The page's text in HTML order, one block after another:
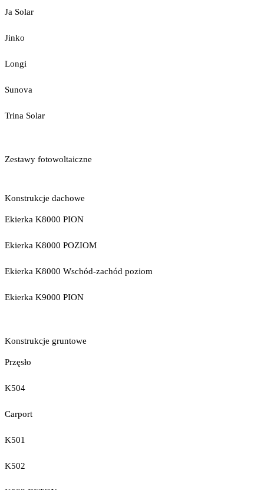
Ja Solar
Jinko
Longi
Sunova
Trina Solar
Zestawy fotowoltaiczne
Konstrukcje dachowe
Ekierka K8000 PION
Ekierka K8000 POZIOM
Ekierka K8000 Wschód-zachód poziom
Ekierka K9000 PION
Konstrukcje gruntowe
Przęsło
K504
Carport
K501
K502